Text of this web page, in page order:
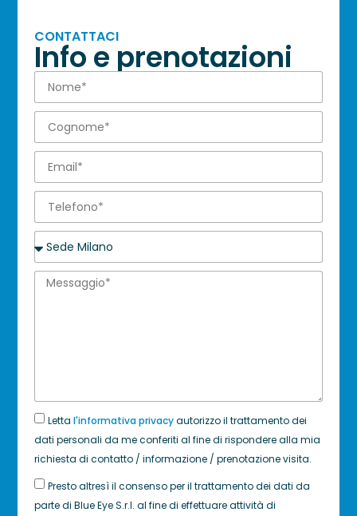
CONTATTACI
Info e prenotazioni
Letta l'informativa privacyautorizzo il trattamento dei
dati personali da me conferiti al fine di rispondere alla mia
richiesta di contatto / informazione / prenotazione visita.
Presto altresì il consenso per il trattamento dei dati da
parte di Blue Eye S.r.l. al fine di effettuare attività di